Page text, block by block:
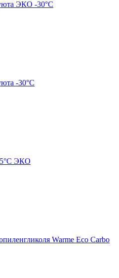
ЭКО -30°C
-30°C
ЭКО
Warme Eco Carbo